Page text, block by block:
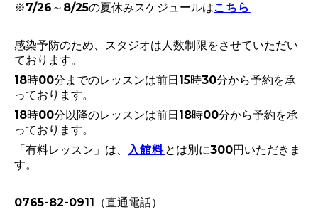
※7/26～8/25の夏休みスケジュールはこちら
感染予防のため、スタジオは人数制限をさせていただい
ております。
18時00分までのレッスンは前日15時30分から予約を承
っております。
18時00分以降のレッスンは前日18時00分から予約を承
っております。
「有料レッスン」は、 入館料とは別に300円いただきま
す。
0765-82-0911（直通電話）